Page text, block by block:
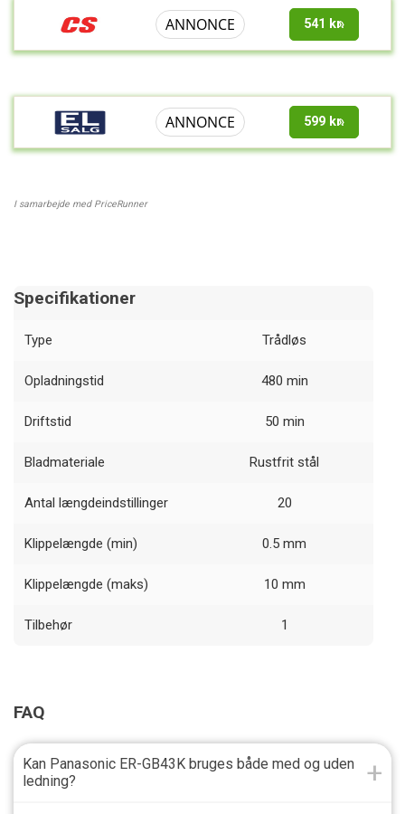
ANNONCE 541 kr.
ANNONCE 599 kr.
I samarbejde med PriceRunner
Specifikationer
Type Trådløs
Opladningstid 480 min
Driftstid 50 min
Bladmateriale Rustfrit stål
Antal længdeindstillinger 20
Klippelængde (min) 0.5 mm
Klippelængde (maks) 10 mm
Tilbehør 1
FAQ
Kan Panasonic ER-GB43K bruges både med og uden
ledning?